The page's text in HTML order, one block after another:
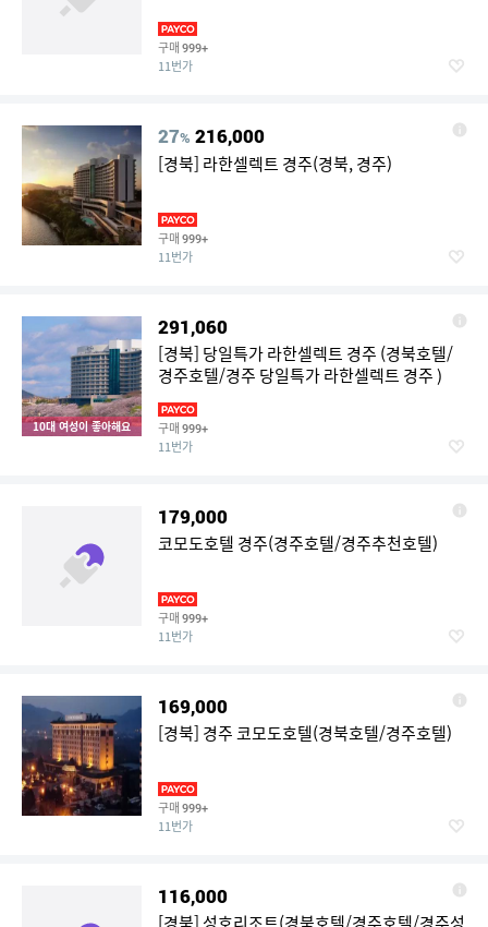
구매 999+
11번가
27% 216,000
[경북] 라한셀렉트 경주(경북, 경주)
구매 999+
11번가
10대 여성이 좋아해요
291,060
[경북] 당일특가 라한셀렉트 경주 (경북호텔/
경주호텔/경주 당일특가 라한셀렉트 경주 )
구매 999+
11번가
179,000
코모도호텔 경주(경주호텔/경주추천호텔)
구매 999+
11번가
169,000
[경북] 경주 코모도호텔(경북호텔/경주호텔)
구매 999+
11번가
116,000